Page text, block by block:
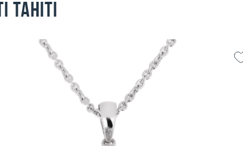
Tahiti